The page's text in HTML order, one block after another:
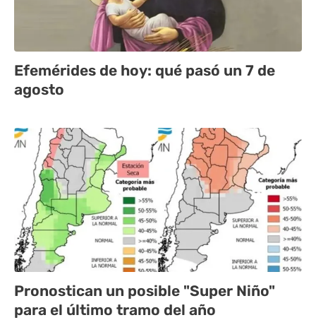
Efemérides de hoy: qué pasó un 7 de
agosto
Pronostican un posible "Super Niño"
para el último tramo del año